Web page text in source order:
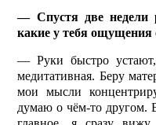
— Спустя две недели
какие у тебя ощущения
— Руки быстро
медитативная. Беру
мои мысли
думаю о чём-то другом.